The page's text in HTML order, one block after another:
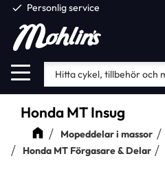
Meny
check Personlig service
Honda MT Insug
Mopeddelar i massor
Honda MT Förgasare & Delar